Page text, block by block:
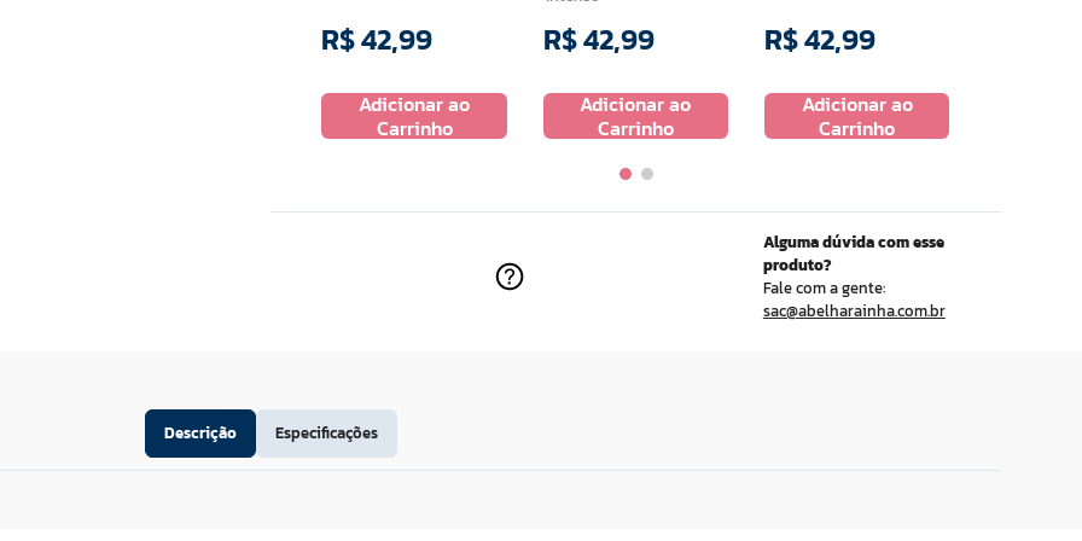
R$42,99
Adicionar ao
Carrinho
R$42,99
Adicionar ao
Carrinho
R$42,99
Adicionar ao
Carrinho
Alguma dúvida com esse
produto?
Fale com a gente:
sac@abelharainha.com.br
Descrição Especificações